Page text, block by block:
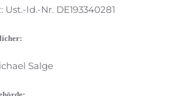
Id.-Nr. DE193340281
Salge